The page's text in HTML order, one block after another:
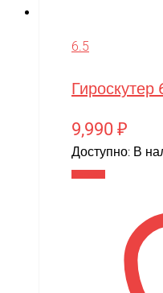
6.5
9,990 ₽
Доступно: В